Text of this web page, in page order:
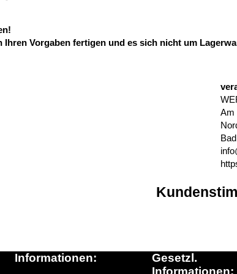
Ihren Vorgaben fertigen und es sich nicht um
Am
Informationen:
Gesetzl.
Informationen: